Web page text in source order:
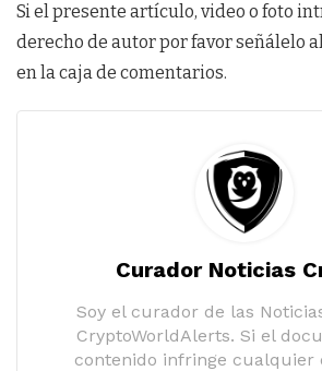
Si el presente artículo, video o foto
derecho de autor por favor señálelo
en la caja de comentarios.
Curador Noticias
Soy el curador de las
CryptoWorldAlerts. Si el
contenido infringe cualquier